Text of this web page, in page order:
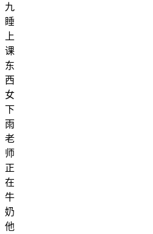
九
睡
上
课
东
西
女
下
雨
老
师
正
在
牛
奶
他